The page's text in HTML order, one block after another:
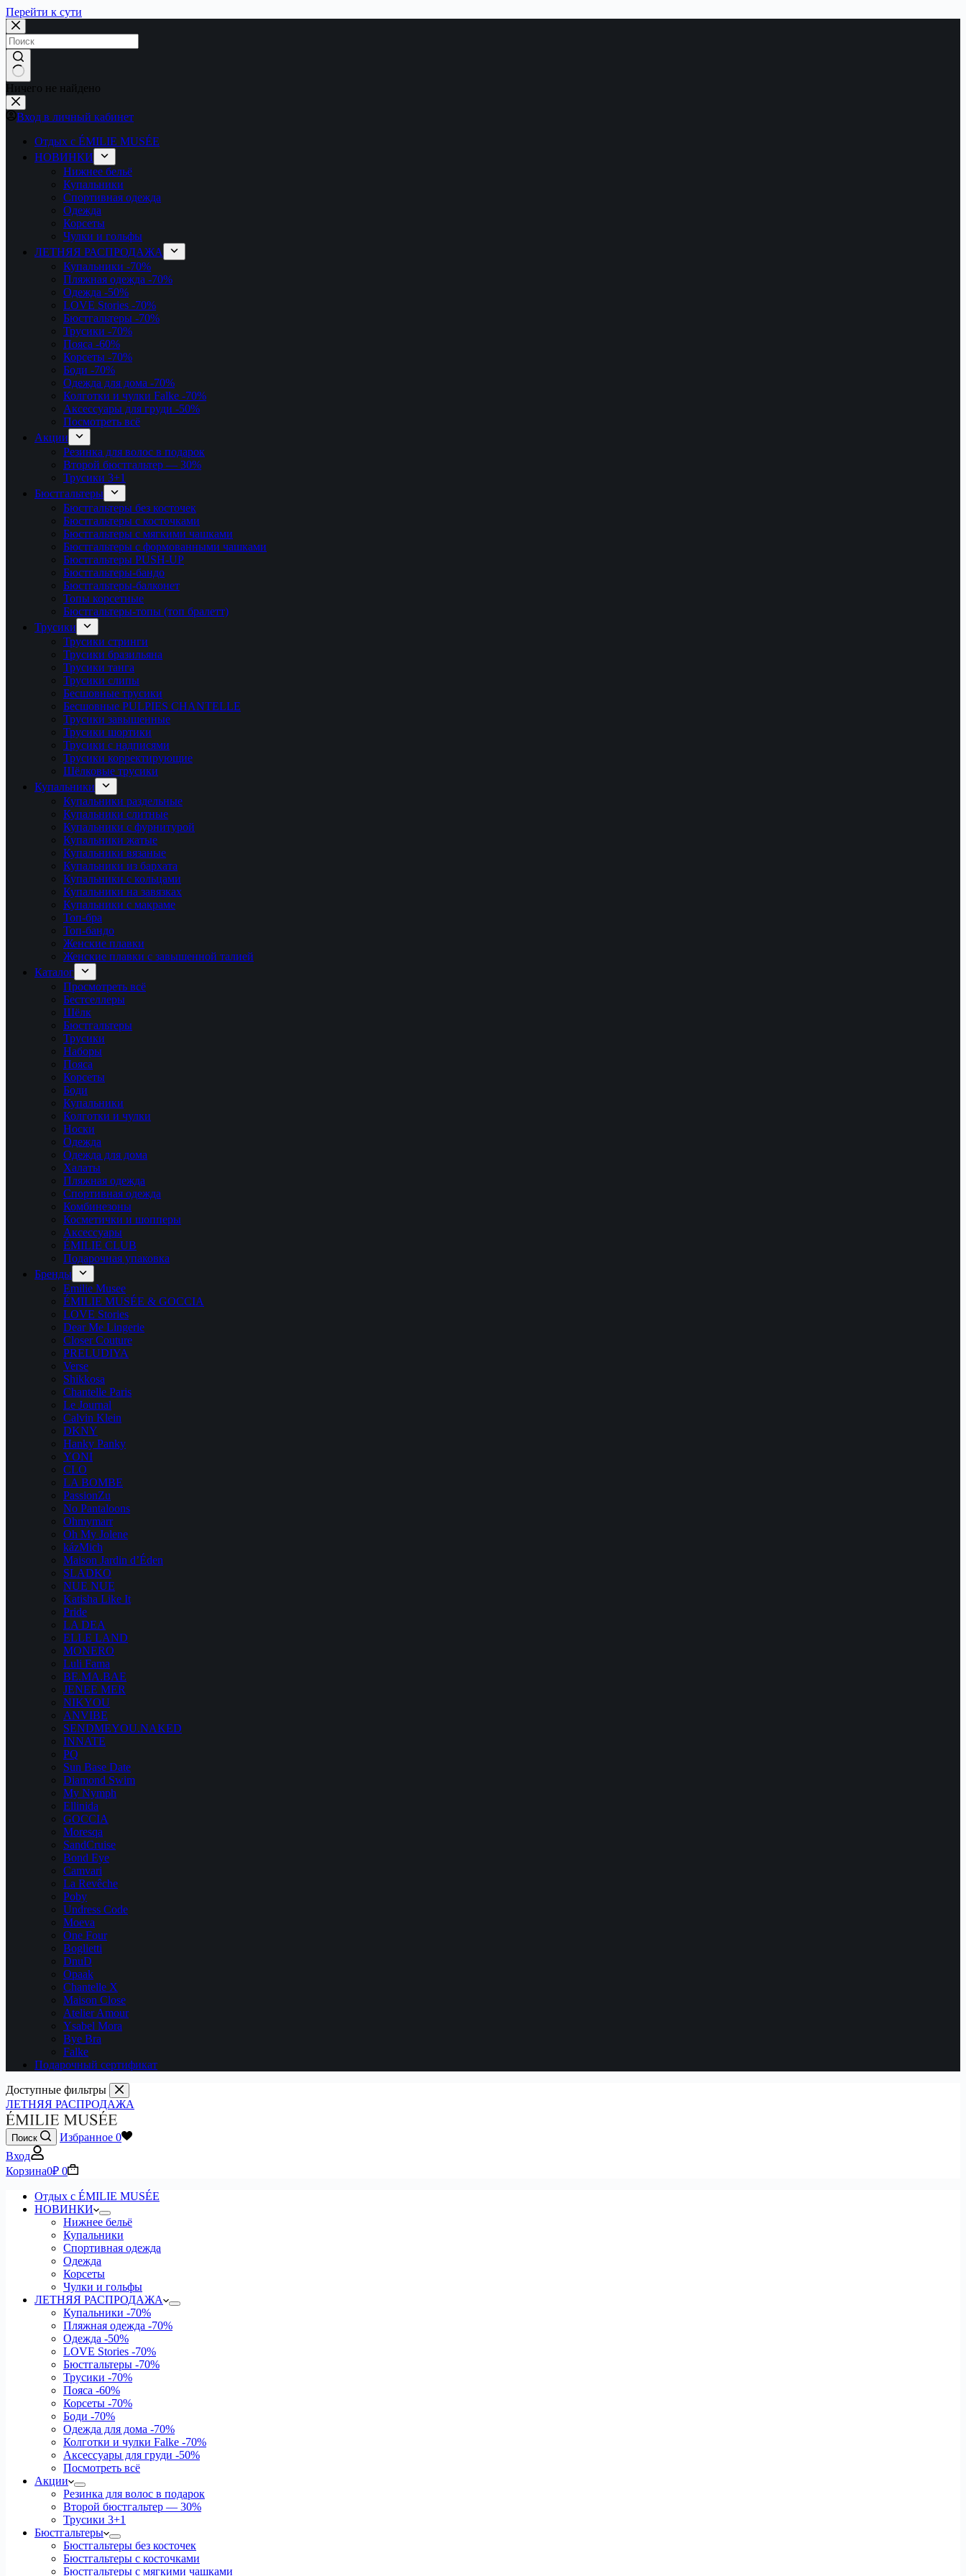
Перейти к сути
Ничего не найдено
Вход в личный кабинет
Отдых с ÉMILIE MUSÉE
НОВИНКИ
Нижнее бельё
Купальники
Спортивная одежда
Одежда
Корсеты
Чулки и гольфы
ЛЕТНЯЯ РАСПРОДАЖА
Купальники -70%
Пляжная одежда -70%
Одежда -50%
LOVE Stories -70%
Бюстгальтеры -70%
Трусики -70%
Пояса -60%
Корсеты -70%
Боди -70%
Одежда для дома -70%
Колготки и чулки Falke -70%
Аксессуары для груди -50%
Посмотреть всё
Акции
Резинка для волос в подарок
Второй бюстгальтер — 30%
Трусики 3+1
Бюстгальтеры
Бюстгальтеры без косточек
Бюстгальтеры с косточками
Бюстгальтеры с мягкими чашками
Бюстгальтеры с формованными чашками
Бюстгальтеры PUSH-UP
Бюстгальтеры-бандо
Бюстгальтеры-балконет
Топы корсетные
Бюстгальтеры-топы (топ бралетт)
Трусики
Трусики стринги
Трусики бразильяна
Трусики танга
Трусики слипы
Бесшовные трусики
Бесшовные PULPIES CHANTELLE
Трусики завышенные
Трусики шортики
Трусики с надписями
Трусики корректирующие
Шёлковые трусики
Купальники
Купальники раздельные
Купальники слитные
Купальники с фурнитурой
Купальники жатые
Купальники вязаные
Купальники из бархата
Купальники с кольцами
Купальники на завязках
Купальники с макраме
Топ-бра
Топ-бандо
Женские плавки
Женские плавки с завышенной талией
Каталог
Просмотреть всё
Бестселлеры
Шёлк
Бюстгальтеры
Трусики
Наборы
Пояса
Корсеты
Боди
Купальники
Колготки и чулки
Носки
Одежда
Одежда для дома
Халаты
Пляжная одежда
Спортивная одежда
Комбинезоны
Косметички и шопперы
Аксессуары
ÉMILIE CLUB
Подарочная упаковка
Бренды
Emilie Musee
ÉMILIE MUSÉE & GOCCIA
LOVE Stories
Dear Me Lingerie
Closer Couture
PRELUDIYA
Verse
Shikkosa
Chantelle Paris
Le Journal
Calvin Klein
DKNY
Hanky Panky
YONI
CLO
LA BOMBE
PassionZu
No Pantaloons
Ohmymarr
Oh My Jolene
kázMich
Maison Jardin d’Éden
SLADKO
NUE NUE
Katisha Like It
Pride
LA DEA
ELLE LAND
MONERO
Luli Fama
BE.MA.BAE
JENEE MER
NIKYOU
ANVIBE
SENDMEYOU.NAKED
INNATE
PQ
Sun Base Date
Diamond Swim
My Nymph
Ellinida
GOCCIA
Moresqa
SandCruise
Bond Eye
Camvari
La Revêche
Poby
Undress Code
Moeva
One Four
Boglietti
DnuD
Opaak
Chantelle X
Maison Close
Atelier Amour
Ysabel Mora
Bye Bra
Falke
Подарочный сертификат
Доступные фильтры
ЛЕТНЯЯ РАСПРОДАЖА
Поиск Избранное 0
Вход
Корзина0₽ 0
Отдых с ÉMILIE MUSÉE
НОВИНКИ
Нижнее бельё
Купальники
Спортивная одежда
Одежда
Корсеты
Чулки и гольфы
ЛЕТНЯЯ РАСПРОДАЖА
Купальники -70%
Пляжная одежда -70%
Одежда -50%
LOVE Stories -70%
Бюстгальтеры -70%
Трусики -70%
Пояса -60%
Корсеты -70%
Боди -70%
Одежда для дома -70%
Колготки и чулки Falke -70%
Аксессуары для груди -50%
Посмотреть всё
Акции
Резинка для волос в подарок
Второй бюстгальтер — 30%
Трусики 3+1
Бюстгальтеры
Бюстгальтеры без косточек
Бюстгальтеры с косточками
Бюстгальтеры с мягкими чашками